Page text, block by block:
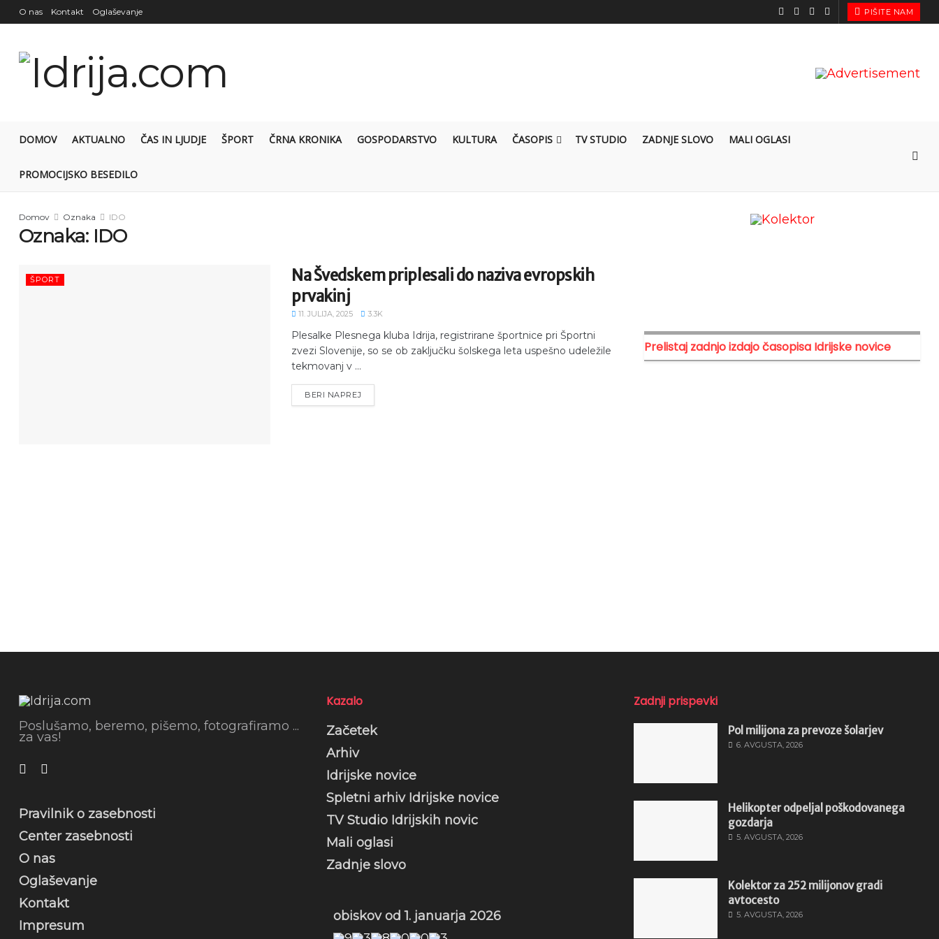
O nas Kontakt Oglaševanje PIŠITE NAM
DOMOV AKTUALNO ČAS IN LJUDJE ŠPORT ČRNA KRONIKA GOSPODARSTVO KULTURA ČASOPIS TV STUDIO ZADNJE SLOVO MALI OGLASI
PROMOCIJSKO BESEDILO
Domov Oznaka IDO
Oznaka: IDO
ŠPORT
Na Švedskem priplesali do naziva evropskih
prvakinj
11. JULIJA, 2025 3.3K
Plesalke Plesnega kluba Idrija, registrirane športnice pri Športni
zvezi Slovenije, so se ob zaključku šolskega leta uspešno udeležile
tekmovanj v ...
BERI NAPREJ
Prelistaj zadnjo izdajo časopisa Idrijske novice
Poslušamo, beremo, pišemo, fotografiramo ...
za vas!
Pravilnik o zasebnosti
Center zasebnosti
O nas
Oglaševanje
Kontakt
Impresum
Kazalo
Začetek
Arhiv
Idrijske novice
Spletni arhiv Idrijske novice
TV Studio Idrijskih novic
Mali oglasi
Zadnje slovo
obiskov od 1. januarja 2026
Zadnji prispevki
Pol milijona za prevoze šolarjev
6. AVGUSTA, 2026
Helikopter odpeljal poškodovanega
gozdarja
5. AVGUSTA, 2026
Kolektor za 252 milijonov gradi
avtocesto
5. AVGUSTA, 2026